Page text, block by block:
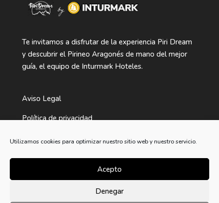
Utilizamos cookies para optimizar nuestro sitio web y nuestro servicio.
Acepto
Denegar
Te invitamos a disfrutar de la experiencia Piri Dream
y descubrir el Pirineo Aragonés de mano del mejor
guía, el equipo de Inturmark Hoteles.
Aviso Legal
Política de privacidad
Términos y condiciones de compra
Política de Cookies